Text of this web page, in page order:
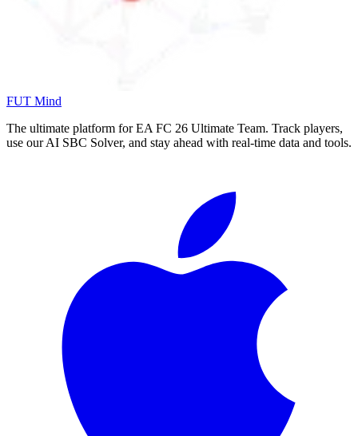
FUT Mind
The ultimate platform for EA FC 26 Ultimate Team. Track players,
use our AI SBC Solver, and stay ahead with real-time data and tools.